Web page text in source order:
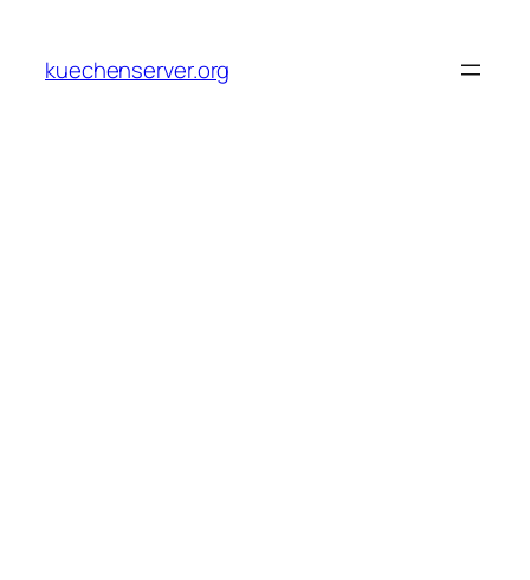
content
kuechenserver.org